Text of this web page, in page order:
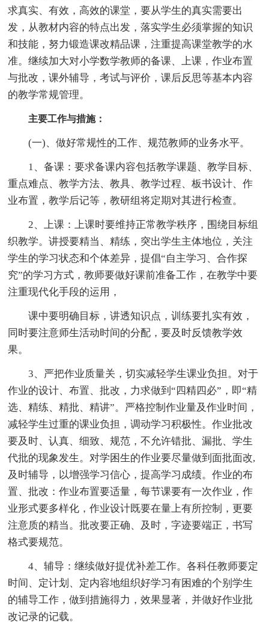
求真实、有效，高效的课堂，要从学生的真实需要出
发，从教材内容的特点出发，落实学生必须掌握的知识
和技能，努力锻造课改精品课，注重提高课堂教学的水
准。继续加大对小学数学教师的备课、上课，作业布置
与批改，课外辅导，考试与评价，课后反思等基本内容
的教学常规管理。
主要工作与措施：
(一)、做好常规性的工作、规范教师的业务水平。
1、备课：要求备课内容包括教学课题、教学目标、
重点难点、教学方法、教具、教学过程、板书设计、作
业布置，教学后记等，教研组将定期对其进行检查。
2、上课：上课时要维持正常教学秩序，围绕目标组
织教学。讲授要精当、精练，突出学生主体地位，关注
学生的学习状态和个体差异，提倡“自主学习、合作探
究”的学习方式，教师要做好课前准备工作，在教学中要
注重现代化手段的运用，
课中要明确目标，讲透知识点，训练要扎实有效，
同时要注意师生活动时间的分配，要及时反馈教学效
果。
3、严把作业质量关，切实减轻学生课业负担。对于
作业的设计、布置、批改，力求做到“四精四必”，即“精
选、精练、精批、精讲”。严格控制作业量及作业时间，
减轻学生过重的课业负担，调动学习积极性。作业批改
要及时、认真、细致、规范，不允许错批、漏批、学生
代批的现象发生。对学困生的作业要尽量做到面批面改,
及时辅导，以增强学习信心，提高学习成绩。作业的布
置、批改：作业布置要适量，每节课要有一次作业，作
业形式要多样化，作业设计既要在量上有所控制，更要
注意质的精当。批改要正确、及时，字迹要端正，书写
格式要规范。
4、辅导：继续做好提优补差工作。各科任教师要定
时间、定计划、定内容地组织好学习有困难的个别学生
的辅导工作，做到措施得力，效果显著，并做好作业批
改记录的记载。